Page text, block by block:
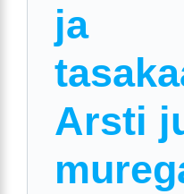
ja
Arsti